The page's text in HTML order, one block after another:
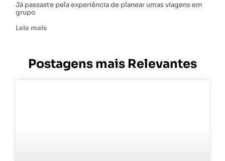
Já passaste pela experiência de planear umas viagens em
grupo
Leia mais
Postagens mais Relevantes